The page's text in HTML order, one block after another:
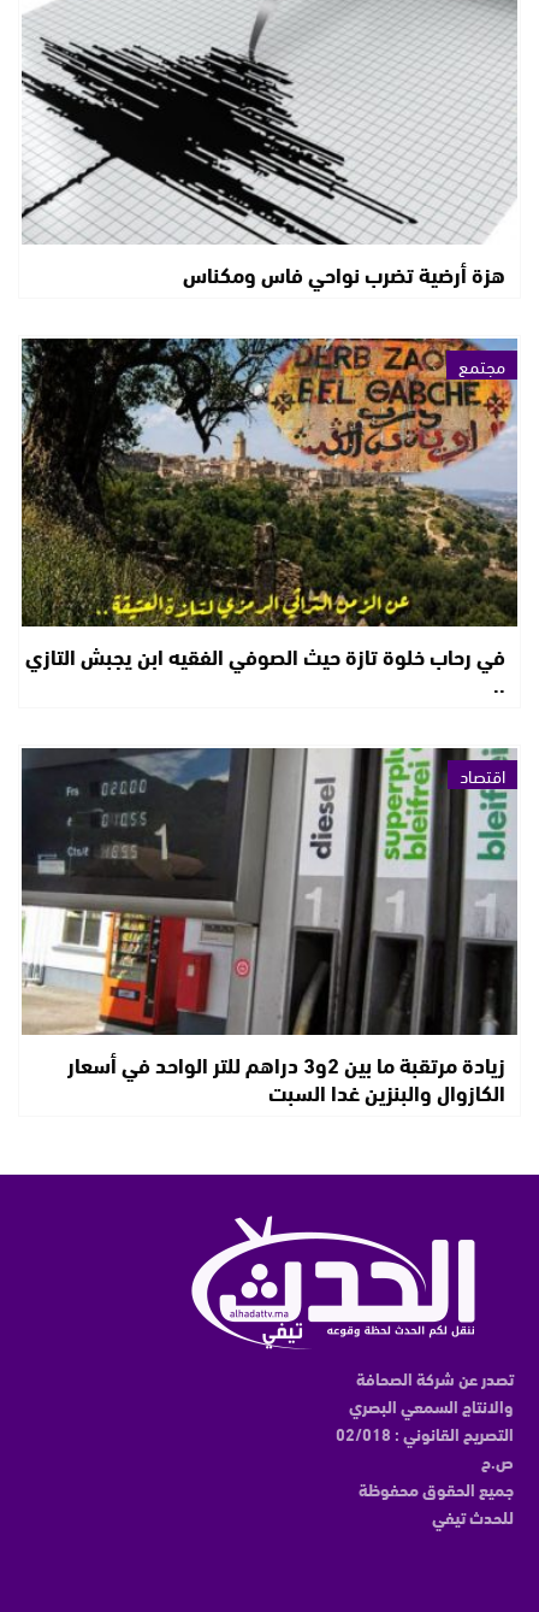
هزة أرضية تضرب نواحي فاس ومكناس
مجتمع
في رحاب خلوة تازة حيث الصوفي الفقيه ابن يجبش التازي
..
اقتصاد
زيادة مرتقبة ما بين 2و3 دراهم للتر الواحد في أسعار
الكازوال والبنزين غدا السبت
تصدر عن شركة الصحافة
والانتاج السمعي البصري
التصريح القانوني : 02/018
ص.ح
جميع الحقوق محفوظة
للحدث تيفي